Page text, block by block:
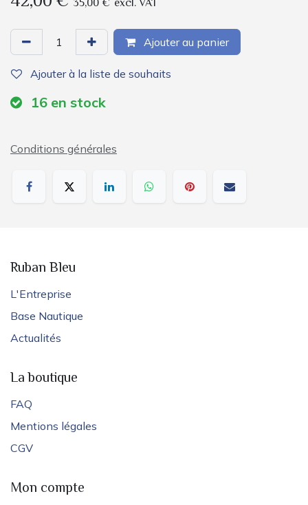
35,00 € excl. VAT
Ajouter au panier
Ajouter à la liste de souhaits
16 en stock
Conditions générales
Ruban Bleu
L'Entreprise
Base Nautique
Actualités
La boutique
FAQ
Mentions légales
CGV
Mon compte